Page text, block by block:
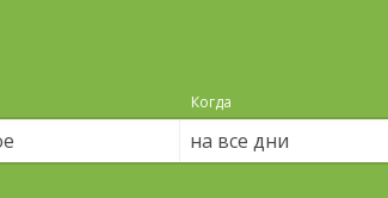
Когда
на все дни